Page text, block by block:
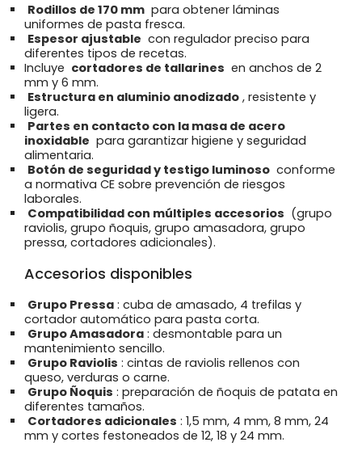
Rodillos de 170 mm para obtener láminas
uniformes de pasta fresca.
Espesor ajustable con regulador preciso para
diferentes tipos de recetas.
Incluye cortadores de tallarines en anchos de 2
mm y 6 mm.
Estructura en aluminio anodizado , resistente y
ligera.
Partes en contacto con la masa de acero
inoxidable para garantizar higiene y seguridad
alimentaria.
Botón de seguridad y testigo luminoso conforme
a normativa CE sobre prevención de riesgos
laborales.
Compatibilidad con múltiples accesorios (grupo
raviolis, grupo ñoquis, grupo amasadora, grupo
pressa, cortadores adicionales).
Accesorios disponibles
Grupo Pressa : cuba de amasado, 4 trefilas y
cortador automático para pasta corta.
Grupo Amasadora : desmontable para un
mantenimiento sencillo.
Grupo Raviolis : cintas de raviolis rellenos con
queso, verduras o carne.
Grupo Ñoquis : preparación de ñoquis de patata en
diferentes tamaños.
Cortadores adicionales : 1,5 mm, 4 mm, 8 mm, 24
mm y cortes festoneados de 12, 18 y 24 mm.